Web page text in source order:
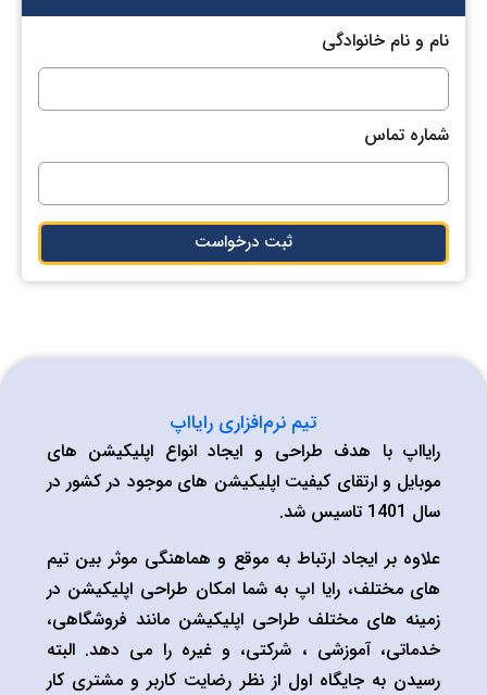
نام و نام خانوادگی
شماره تماس
ثبت درخواست
تیم نرم‌افزاری رایااپ
رایااپ با هدف طراحی و ایجاد انواع اپلیکیشن های
موبایل و ارتقای کیفیت اپلیکیشن های موجود در کشور در
سال 1401 تاسیس شد.
علاوه بر ایجاد ارتباط به موقع و هماهنگی موثر بین تیم
های مختلف، رایا اپ به شما امکان طراحی اپلیکیشن در
زمینه های مختلف طراحی اپلیکیشن مانند فروشگاهی،
خدماتی، آموزشی ، شرکتی، و غیره را می دهد. البته
رسیدن به جایگاه اول از نظر رضایت کاربر و مشتری کار